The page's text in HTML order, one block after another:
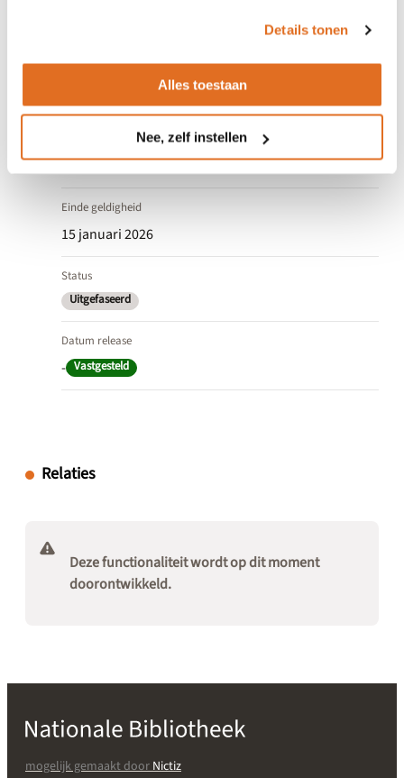
Details tonen
Alles toestaan
Nee, zelf instellen
Ingang geldigheid
15 mei 2025
Einde geldigheid
15 januari 2026
Status
Uitgefaseerd
Datum release
- Vastgesteld
Relaties
Deze functionaliteit wordt op dit moment
doorontwikkeld.
mogelijk gemaakt doorNictiz